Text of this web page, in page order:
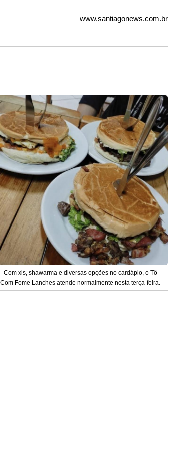
www.santiagonews.com.br
Com xis, shawarma e diversas opções no cardápio, o Tô
Com Fome Lanches atende normalmente nesta terça-feira.